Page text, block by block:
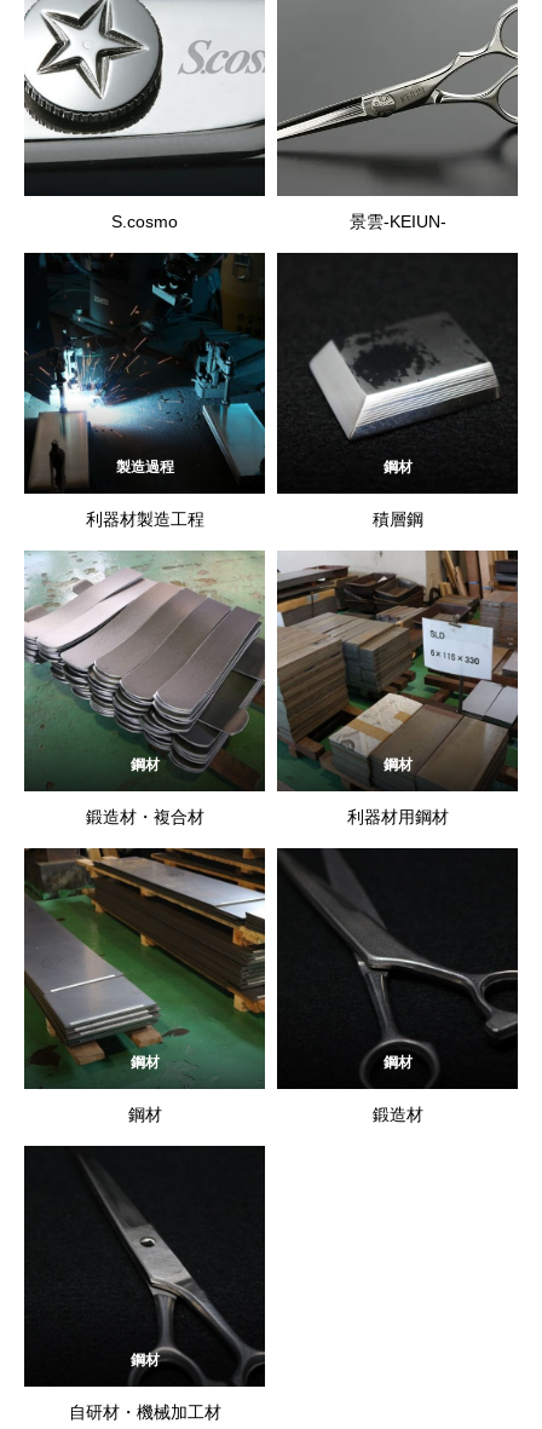
S.cosmo 景雲-KEIUN-
製造過程
利器材製造工程
鋼材
積層鋼
鋼材
鍛造材・複合材
鋼材
利器材用鋼材
鋼材
鋼材
鋼材
鍛造材
鋼材
自研材・機械加工材